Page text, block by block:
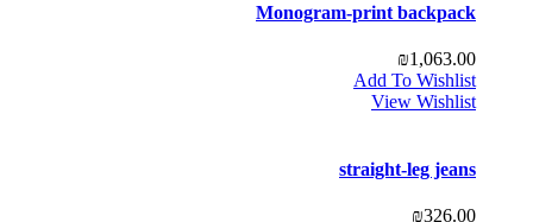
Monogram-print backpack
₪1,063.00
Add To Wishlist
View Wishlist
straight-leg jeans
₪326.00